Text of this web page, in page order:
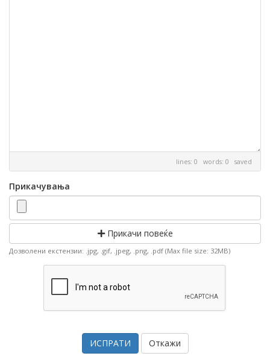
lines: 0 words: 0 saved
Прикачувања
Прикачи повеќе
Дозволени екстензии: .jpg, .gif, .jpeg, .png, .pdf (Max file size: 32MB)
Откажи